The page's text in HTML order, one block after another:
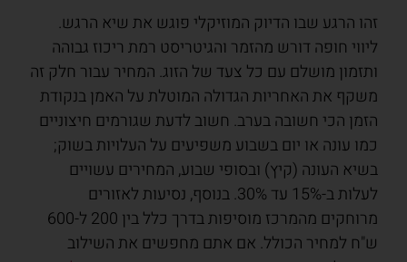
זהו הרגע שבו הדיוק המוזיקלי פוגש את שיא הרגש.
ליווי חופה דורש מהזמר והגיטריסט רמת ריכוז גבוהה
ותזמון מושלם עם כל צעד של הזוג. המחיר עבור חלק זה
משקף את האחריות הגדולה המוטלת על האמן בנקודת
הזמן הכי חשובה בערב. חשוב לדעת שגורמים חיצוניים
כמו עונה או יום בשבוע משפיעים על העלויות בשוק;
בשיא העונה (קיץ) ובסופי שבוע, המחירים עשויים
לעלות ב-15% עד 30%. בנוסף, נסיעות לאזורים
מרוחקים מהמרכז מוסיפות בדרך כלל בין 200 ל-600
ש"ח למחיר הכולל. אם אתם מחפשים את השילוב